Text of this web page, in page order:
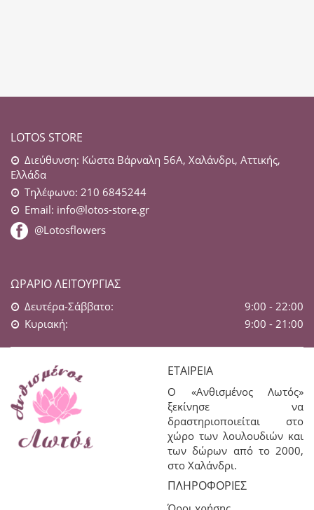
LOTOS STORE
Διεύθυνση: Κώστα Βάρναλη 56Α, Χαλάνδρι, Αττικής,
Ελλάδα
Τηλέφωνο: 210 6845244
Email: info@lotos-store.gr
@Lotosflowers
ΩΡΆΡΙΟ ΛΕΙΤΟΥΡΓΊΑΣ
Δευτέρα-Σάββατο:
9:00 - 22:00
Κυριακή:
9:00 - 21:00
ΕΤΑΙΡΕΊΑ
Ο «Ανθισμένος Λωτός»
ξεκίνησε να
δραστηριοποιείται στο
χώρο των λουλουδιών και
των δώρων από το 2000,
στο Χαλάνδρι.
ΠΛΗΡΟΦΟΡΊΕΣ